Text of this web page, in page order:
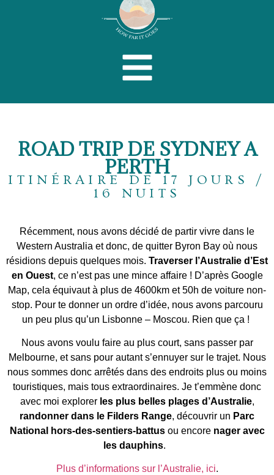
ROAD TRIP DE SYDNEY A
PERTH
ITINÉRAIRE DE 17 JOURS /
16 NUITS
Récemment, nous avons décidé de partir vivre dans le
Western Australia et donc, de quitter Byron Bay où nous
résidions depuis quelques mois. Traverser l’Australie d’Est
en Ouest, ce n’est pas une mince affaire ! D’après Google
Map, cela équivaut à plus de 4600km et 50h de voiture non-
stop. Pour te donner un ordre d’idée, nous avons parcouru
un peu plus qu’un Lisbonne – Moscou. Rien que ça !
Nous avons voulu faire au plus court, sans passer par
Melbourne, et sans pour autant s’ennuyer sur le trajet. Nous
nous sommes donc arrêtés dans des endroits plus ou moins
touristiques, mais tous extraordinaires. Je t’emmène donc
avec moi explorer les plus belles plages d’Australie,
randonner dans le Filders Range, découvrir un Parc
National hors-des-sentiers-battusou encore nager avec
les dauphins.
Plus d’informations sur l’Australie, ici.